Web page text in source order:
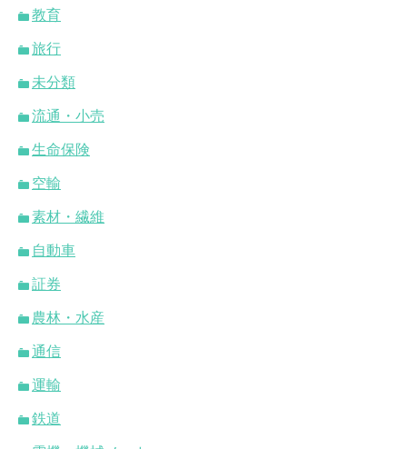
教育
旅行
未分類
流通・小売
生命保険
空輸
素材・繊維
自動車
証券
農林・水産
通信
運輸
鉄道